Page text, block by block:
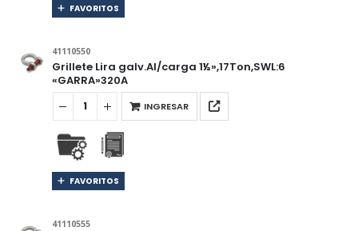
FAVORITOS
41110550
Grillete Lira galv.Al/carga 1½»,17Ton,SWL:6
«GARRA»320A
INGRESAR
FAVORITOS
41110555